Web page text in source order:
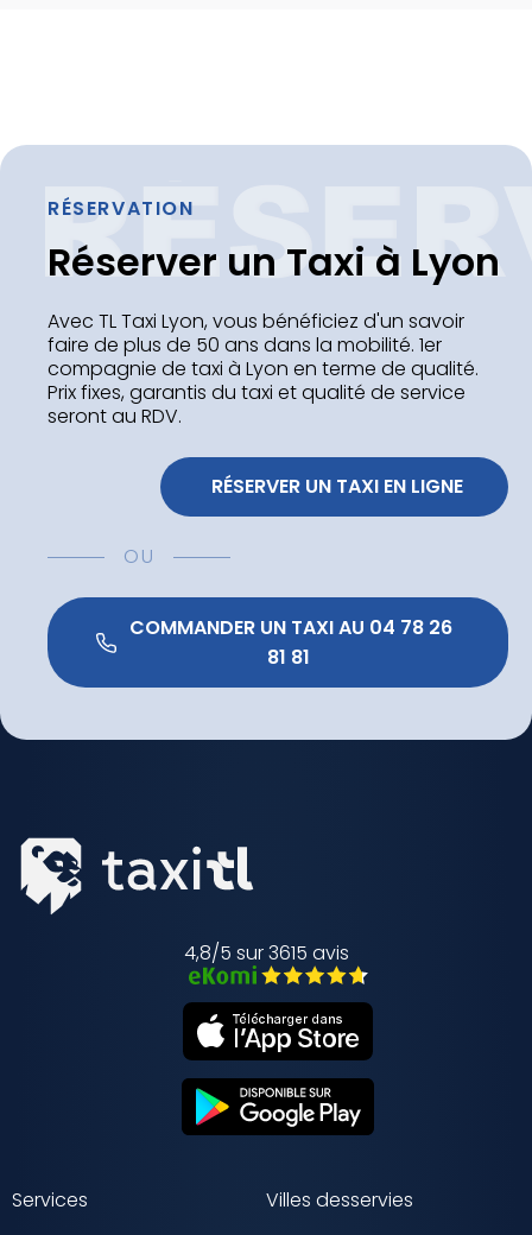
RÉSERVATION
Réserver un Taxi à Lyon
Avec TL Taxi Lyon, vous bénéficiez d'un savoir
faire de plus de 50 ans dans la mobilité. 1er
compagnie de taxi à Lyon en terme de qualité.
Prix fixes, garantis du taxi et qualité de service
seront au RDV.
RÉSERVER UN TAXI EN LIGNE
OU
COMMANDER UN TAXI AU 04 78 26
4,8/5 sur 3615 avis
Services
Villes desservies